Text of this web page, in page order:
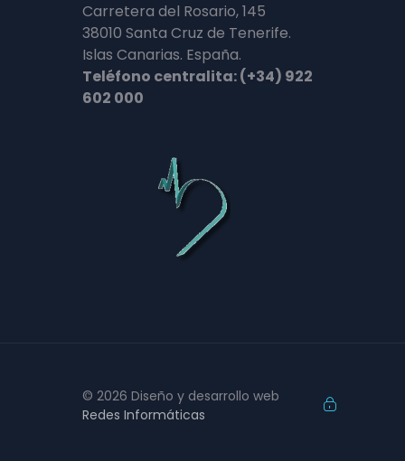
Carretera del Rosario, 145
38010 Santa Cruz de Tenerife.
Islas Canarias. España.
Teléfono centralita: (+34) 922
602 000
© 2026 Diseño y desarrollo web
Redes Informáticas